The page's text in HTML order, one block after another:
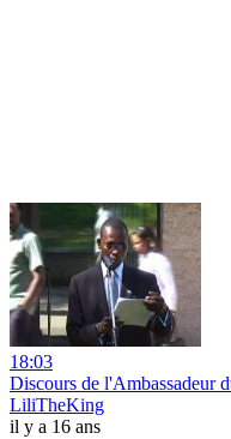
18:03
Discours de l'Ambassadeur
LiliTheKing
il y a 16 ans